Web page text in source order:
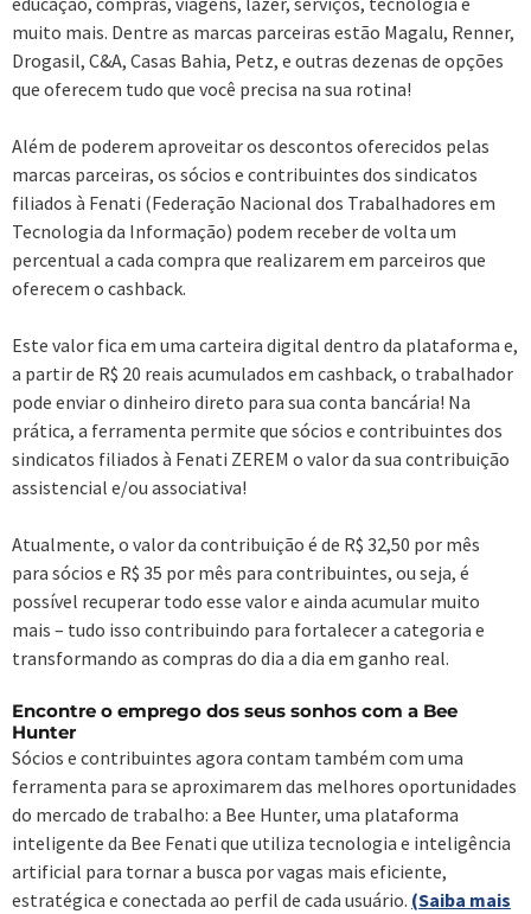
muito mais. Dentre as marcas parceiras estão Magalu, Renner,
Drogasil, C&A, Casas Bahia, Petz, e outras dezenas de opções
que oferecem tudo que você precisa na sua rotina!
Além de poderem aproveitar os descontos oferecidos pelas
marcas parceiras, os sócios e contribuintes dos sindicatos
filiados à Fenati (Federação Nacional dos Trabalhadores em
Tecnologia da Informação) podem receber de volta um
percentual a cada compra que realizarem em parceiros que
oferecem o cashback.
Este valor fica em uma carteira digital dentro da plataforma e,
a partir de R$ 20 reais acumulados em cashback, o trabalhador
pode enviar o dinheiro direto para sua conta bancária! Na
prática, a ferramenta permite que sócios e contribuintes dos
sindicatos filiados à Fenati ZEREM o valor da sua contribuição
assistencial e/ou associativa!
Atualmente, o valor da contribuição é de R$ 32,50 por mês
para sócios e R$ 35 por mês para contribuintes, ou seja, é
possível recuperar todo esse valor e ainda acumular muito
mais – tudo isso contribuindo para fortalecer a categoria e
transformando as compras do dia a dia em ganho real.
Encontre o emprego dos seus sonhos com a Bee
Hunter
Sócios e contribuintes agora contam também com uma
ferramenta para se aproximarem das melhores oportunidades
do mercado de trabalho: a Bee Hunter, uma plataforma
inteligente da Bee Fenati que utiliza tecnologia e inteligência
artificial para tornar a busca por vagas mais eficiente,
estratégica e conectada ao perfil de cada usuário. (Saiba mais